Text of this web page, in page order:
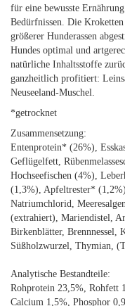
für eine bewusste
Bedürfnissen. Die
größerer Hunderassen
Hundes optimal und
natürliche Inhaltsstoffe
ganzheitlich profitiert:
Neuseeland-Muschel.
*getrocknet
Zusammensetzung:
Entenprotein* (26%),
Geflügelfett,
Hochseefischen (4%),
(1,3%), Apfeltrester*
Natriumchlorid,
(extrahiert), Mariendistel,
Birkenblätter, Brennnessel,
Süßholzwurzel, Thymian,
Analytische Bestandteile:
Rohprotein 23,5%, Rohfett
Calcium 1,5%, Phosphor